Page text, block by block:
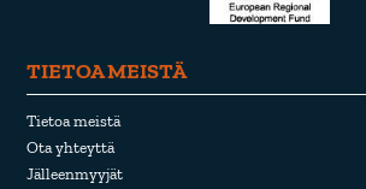
TIETOA MEISTÄ
Tietoa meistä
Ota yhteyttä
Jälleenmyyjät